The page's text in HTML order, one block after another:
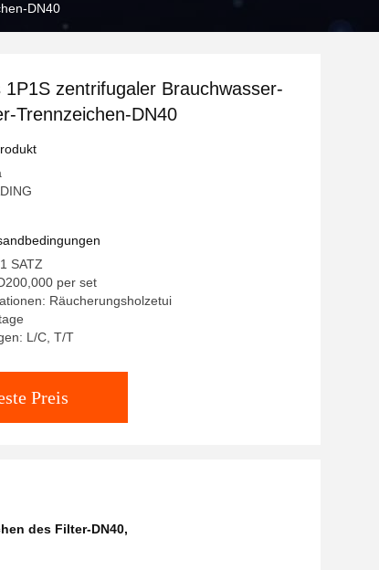
DN40
1P1S zentrifugaler Brauchwasser-
Trennzeichen-DN40
SATZ
per set
Räucherungsholzetui
L/C, T/T
Preis
des Filter-DN40,